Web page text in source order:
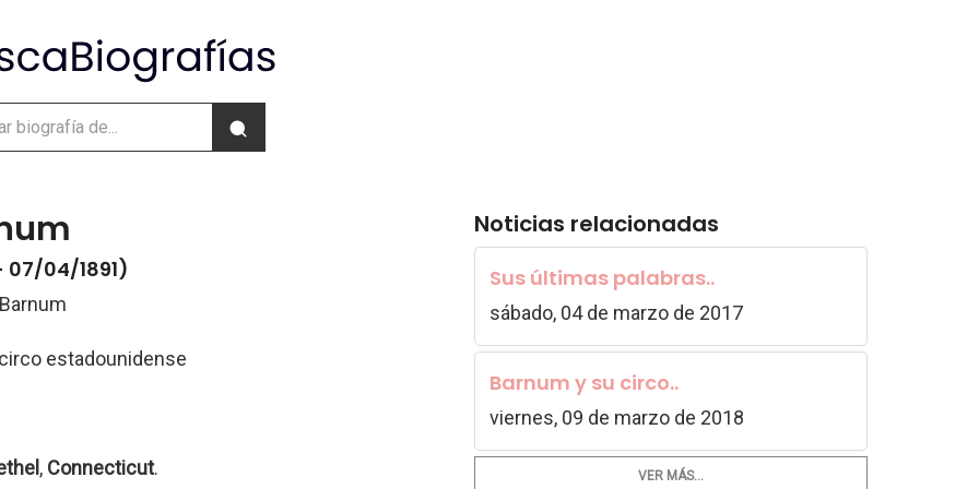
04/1891)
estadounidense
, Connecticut.
Noticias relacionadas
Sus últimas palabras..
sábado, 04 de marzo de 2017
Barnum y su circo..
viernes, 09 de marzo de 2018
VER MÁS...